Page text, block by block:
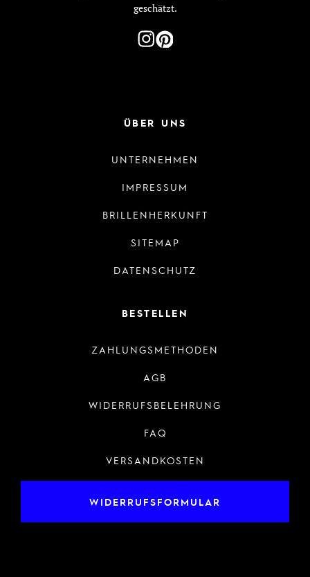
geschätzt.
ÜBER UNS
UNTERNEHMEN
IMPRESSUM
BRILLENHERKUNFT
SITEMAP
DATENSCHUTZ
BESTELLEN
ZAHLUNGSMETHODEN
AGB
WIDERRUFSBELEHRUNG
FAQ
VERSANDKOSTEN
WIDERRUFSFORMULAR